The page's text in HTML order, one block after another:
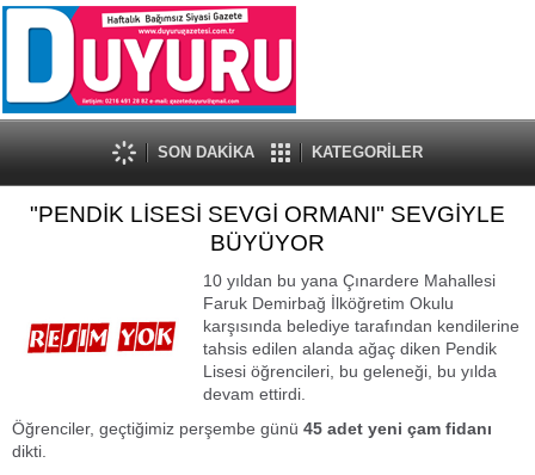
SON DAKİKA KATEGORİLER
"PENDİK LİSESİ SEVGİ ORMANI" SEVGİYLE
BÜYÜYOR
10 yıldan bu yana Çınardere Mahallesi
Faruk Demirbağ İlköğretim Okulu
karşısında belediye tarafından kendilerine
tahsis edilen alanda ağaç diken Pendik
Lisesi öğrencileri, bu geleneği, bu yılda
devam ettirdi.
Öğrenciler, geçtiğimiz perşembe günü 45 adet yeni çam fidanı
dikti.